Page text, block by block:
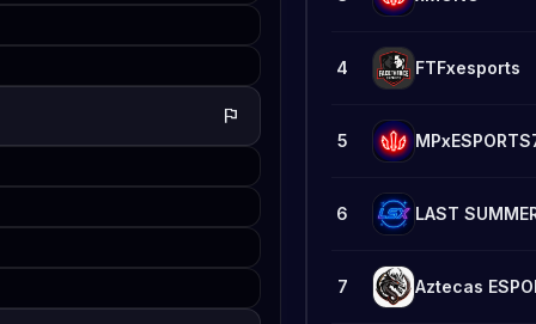
flag
4 FTFxesports
5
6 LAST
7 Aztecas